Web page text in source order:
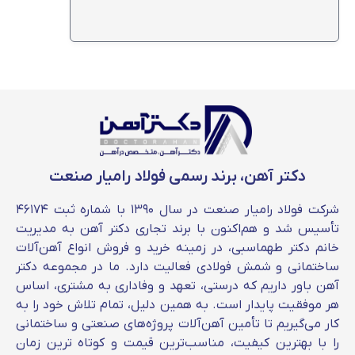
قیمت ورق مورد استفاده در ساخت پروفیل
کارخانه تولید کننده پروفیل سی؛
وضعیت سیاسی و اقتصادی کشور؛
انواع پروفیل سی پرلین کدام است؟
دکتر آهن، برند رسمی فولاد رامیار صنعت
شرکت فولاد رامیار صنعت در سال ۱۳۹۰ با شماره ثبت ۴۶۱۷۴
تأسیس شد و هم‌اکنون با برند تجاری دکتر آهن به مدیریت
خانم دکتر طهماسبی، در زمینه خرید و فروش انواع آهن‌آلات
ساختمانی و شمش فولادی فعالیت دارد. ما در مجموعه دکتر
آهن باور داریم که درستی، تعهد و وفاداری به مشتری، اساس
هر موفقیت پایدار است. به همین دلیل، تمام تلاش خود را به
کار می‌گیریم تا تأمین آهن‌آلات پروژه‌های صنعتی و ساختمانی
را با بهترین کیفیت، مناسب‌ترین قیمت و کوتاه‌ ترین زمان